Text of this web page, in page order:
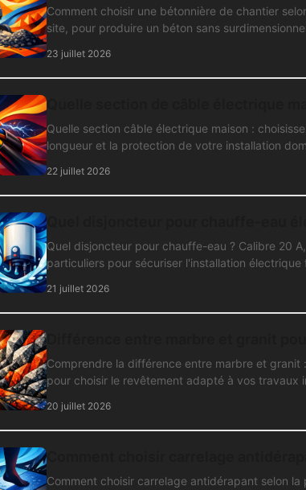
Comment choisir une bétonnière de chantier
site, pour produire un béton sans
23 juillet 2026
Quelle section câble électrique maison :
longueur et la protection de votre installation
22 juillet 2026
Quel disjoncteur pour chauffe-eau ? Calibre 20
particuliers pour sécuriser l'installation électrique
21 juillet 2026
Comprendre la différence entre marbre et
pour choisir le revêtement adapté à vos travaux
20 juillet 2026
Comment choisir carrelage antidérapant selon